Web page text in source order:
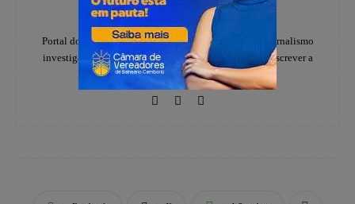
https://www.instagram.com/folhadoestadosc/
Portal do notícias Folha do Estado especializado em jornalismo
investigativo e de denúncias, há 20 anos, ajudando a escrever a
história dos catarinenses.